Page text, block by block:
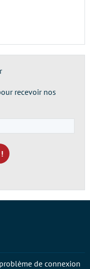
recevoir nos
de connexion